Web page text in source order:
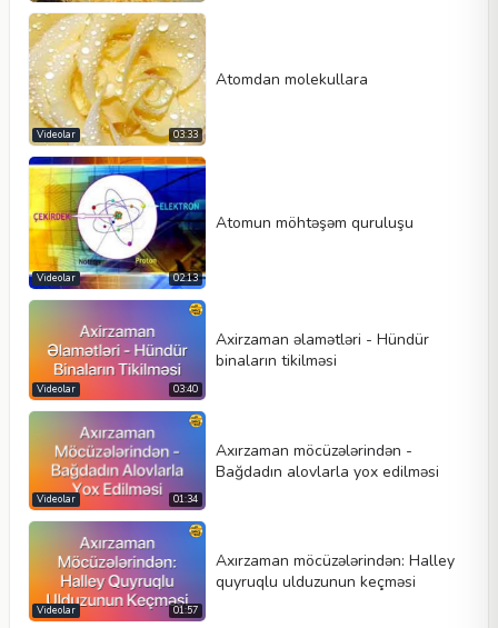
03:33
Videolar
Atomdan molekullara
02:13
Videolar
Atomun möhtəşəm quruluşu
03:40
Videolar
Axirzaman əlamətləri - Hündür
binaların tikilməsi
01:34
Videolar
Axırzaman möcüzələrindən -
Bağdadın alovlarla yox edilməsi
01:57
Videolar
Axırzaman möcüzələrindən: Halley
quyruqlu ulduzunun keçməsi